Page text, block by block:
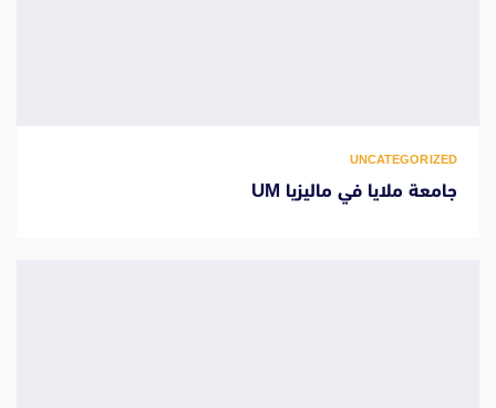
UNCATEGORIZED
جامعة ملايا في ماليزيا UM